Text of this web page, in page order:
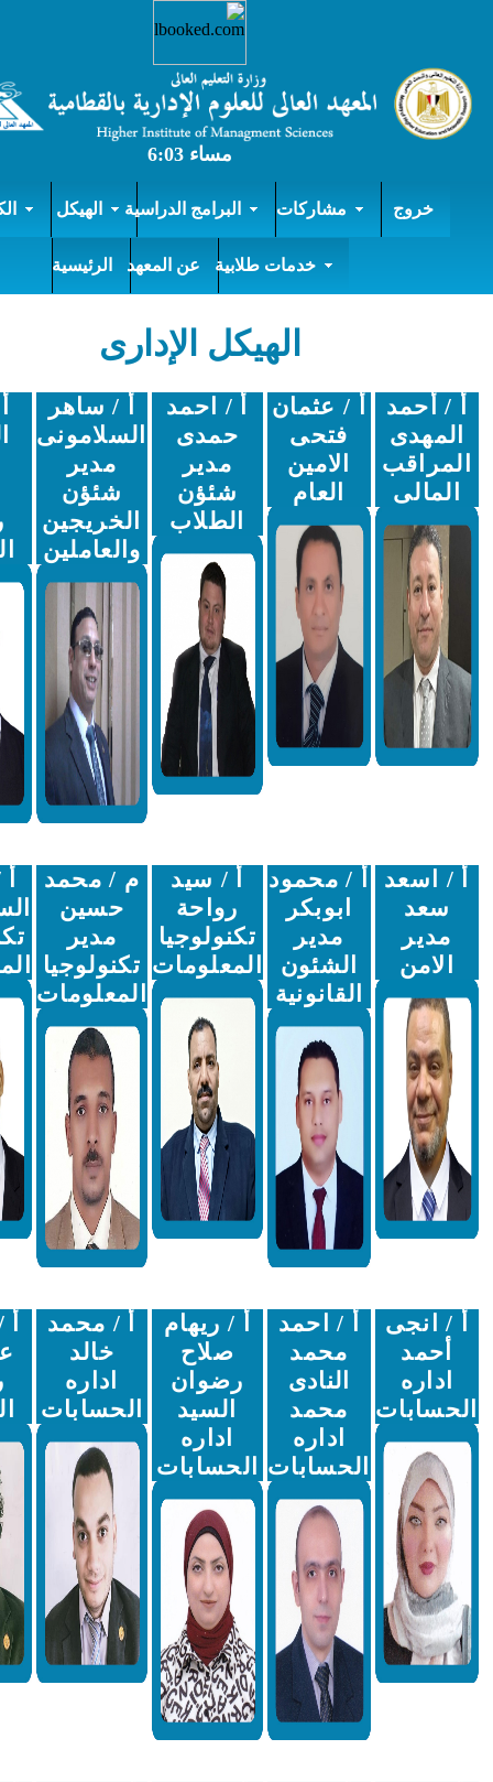
مشاركات البرامج الدراسية الهيكل الكيـانات
خدمات طلابية عن المعهد الرئيسية
الهيكل الإدارى
أ / عثمان
فتحى
الامين
العام
أ / احمد
حمدى
مدير
شئؤن
الطلاب
أ / ساهر
السلامونى
مدير
شئؤن
الخريجين
والعاملين
أ / عبد
المنعم
داغر
مدير
رعاية
الشباب
أ / محمود
ابوبكر
مدير
الشئون
القانونية
أ / سيد
رواحة
تكنولوجيا
المعلومات
م / محمد
حسين
مدير
تكنولوجيا
المعلومات
أ / ياسر
السلامونى
تكنولوجيا
المعلومات
أ / احمد
محمد
النادى
محمد
اداره
الحسابات
أ / ريهام
صلاح
رضوان
السيد
اداره
الحسابات
أ / محمد
خالد
اداره
الحسابات
أ / محمد
عبدالله
رعاية
الشباب